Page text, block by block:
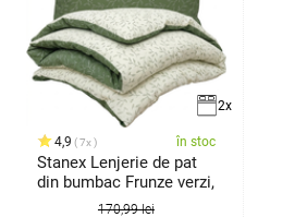
2x
4,9 7x în stoc
Stanex Lenjerie de pat
din bumbac Frunze verzi,
170,99 lei